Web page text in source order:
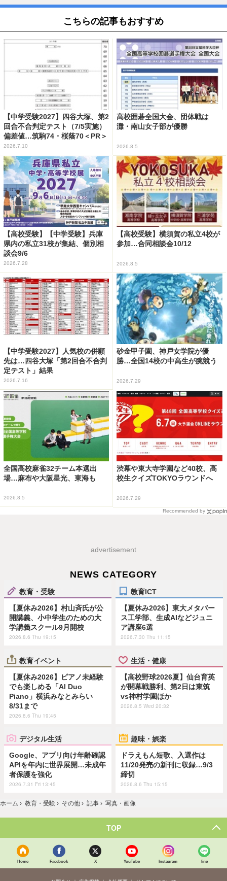
こちらの記事もおすすめ
【中学受験2027】四谷大塚、第2
回合不合判定テスト（7/5実施）
偏差値…筑駒74・桜蔭70＜PR＞
2026.7.10
高校囲碁全国大会、団体戦は
灘・南山女子部が優勝
2026.8.5
【高校受験】【中学受験】兵庫
県内の私立31校が集結、個別相
談会9/6
2026.7.28
【高校受験】横須賀の私立4校が
参加…合同相談会10/12
2026.8.5
【中学受験2027】人気校の併願
先は…四谷大塚「第2回合不合判
定テスト」結果
2026.7.16
砂金甲子園、神戸女学院が優
勝…全国14校の中高生が腕競う
2026.7.29
全国高校麻雀32チーム本選出
場…麻布や大阪星光、東海も
2026.8.5
渋幕や東大寺学園など40校、高
校生クイズTOKYOラウンドへ
2026.7.29
Recommended by
advertisement
NEWS CATEGORY
教育・受験
【夏休み2026】村山斉氏が公
開講義、小中学生のための大
学講義スクール9月開校
2026.8.6 Thu 19:15
教育ICT
【夏休み2026】東大メタバー
ス工学部、生成AIなどジュニ
ア講座6選
2026.7.30 Thu 11:15
教育イベント
【夏休み2026】ピアノ未経験
でも楽しめる「AI Duo
Piano」横浜みなとみらい
8/31まで
2026.8.6 Thu 19:45
生活・健康
【高校野球2026夏】仙台育英
が開幕戦勝利、第2日は東筑
vs神村学園ほか
2026.8.5 Wed 20:32
デジタル生活
Google、アプリ向け年齢確認
APIを年内に世界展開…未成年
者保護を強化
2026.7.31 Fri 13:45
趣味・娯楽
ドラえもん短歌、入選作は
11/20発売の新刊に収録…9/3
締切
2026.8.6 Thu 15:15
ホーム › 教育・受験 › その他 › 記事 › 写真・画像
TOP
Home Facebook X YouTube Instagram line